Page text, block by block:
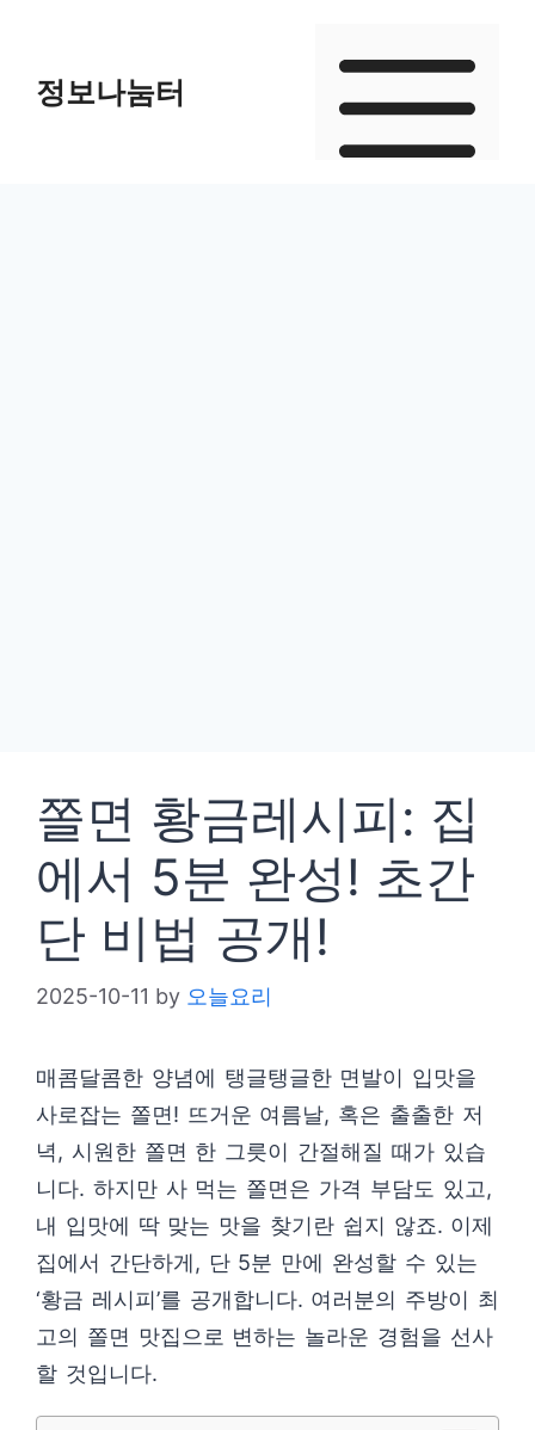
content정보나눔터
쫄면 황금레시피: 집
에서 5분 완성! 초간
단 비법 공개!
2025-10-11 by 오늘요리
매콤달콤한 양념에 탱글탱글한 면발이 입맛을
사로잡는 쫄면! 뜨거운 여름날, 혹은 출출한 저
녁, 시원한 쫄면 한 그릇이 간절해질 때가 있습
니다. 하지만 사 먹는 쫄면은 가격 부담도 있고,
내 입맛에 딱 맞는 맛을 찾기란 쉽지 않죠. 이제
집에서 간단하게, 단 5분 만에 완성할 수 있는
‘황금 레시피’를 공개합니다. 여러분의 주방이 최
고의 쫄면 맛집으로 변하는 놀라운 경험을 선사
할 것입니다.